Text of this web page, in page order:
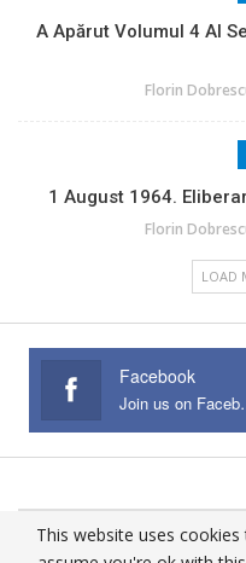
A Apărut Volumul 4 Al
Florin
1 August 1964.
Florin
LOAD
Facebook
Join
© 2025 -
This website uses